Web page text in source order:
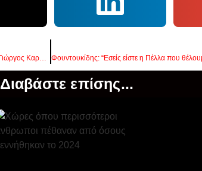
Στην βράβευση των αθλητών του Δήμου Πέλλας ο Γιώργος Καρασμάνης
Διαβάστε επίσης...